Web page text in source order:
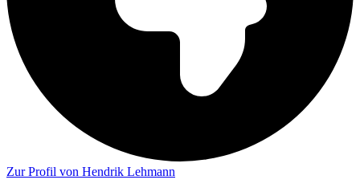
Zur Profil von Hendrik Lehmann